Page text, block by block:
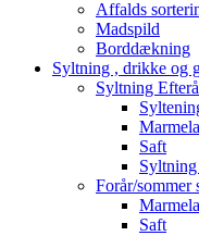
Affalds
Madspild
Borddækning
Syltning , drikke og
Syltning
Saft
Forår/sommer
Saft